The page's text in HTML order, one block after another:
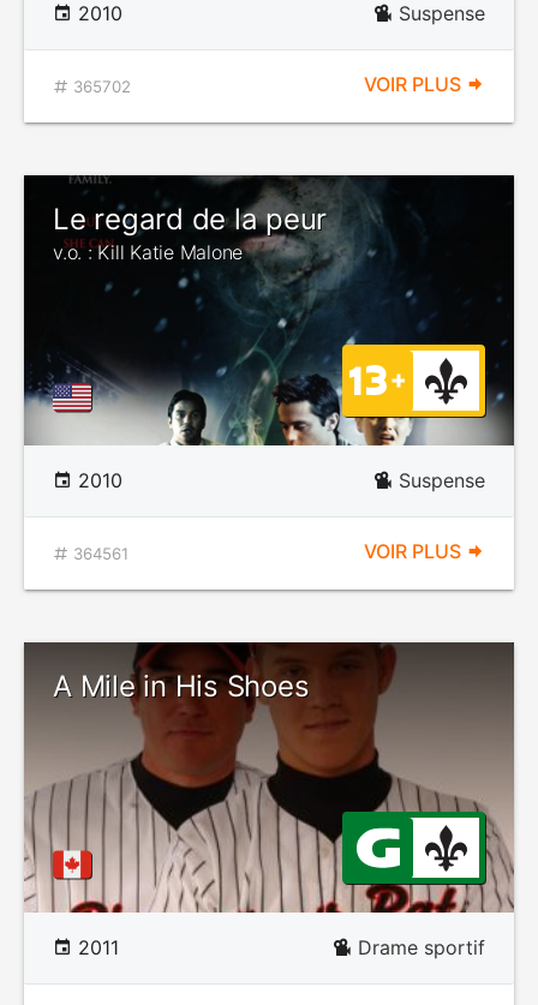
2010 Suspense
365702 VOIR PLUS
Le regard de la peur
v.o. : Kill Katie Malone
2010 Suspense
364561 VOIR PLUS
A Mile in His Shoes
2011 Drame sportif